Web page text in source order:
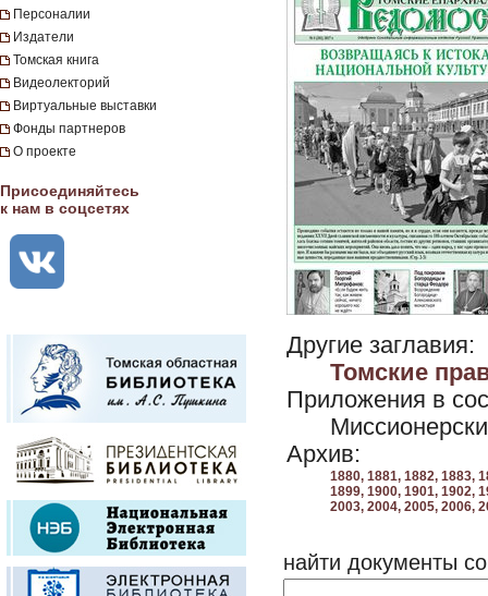
Персоналии
Издатели
Томская книга
Видеолекторий
Виртуальные выставки
Фонды партнеров
О проекте
Присоединяйтесь
к нам в соцсетях
Другие заглавия:
Томские
Приложения в
Архив:
1880, 1881, 1882, 1883,
1899, 1900, 1901, 1902,
2003, 2004, 2005, 2006,
найти документы